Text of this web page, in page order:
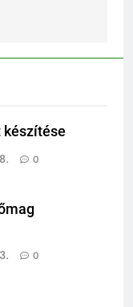
készítése
0
0